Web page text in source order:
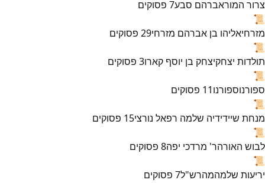
צרור המוראברהם סבע7 פסוקים
📜
מזרחיאליהו בן אברהם מזרחי29 פסוקים
📜
תולדות יצחקיצחק בן יוסף קארו3 פסוקים
📜
ספורנוספורנו11 פסוקים
📜
מנחת שיידידיה שלמה רפאל נורצי15 פסוקים
📜
לבוש האורהר' מרדכי יפה8 פסוקים
📜
יריעות שלמהמהרש"ל7 פסוקים